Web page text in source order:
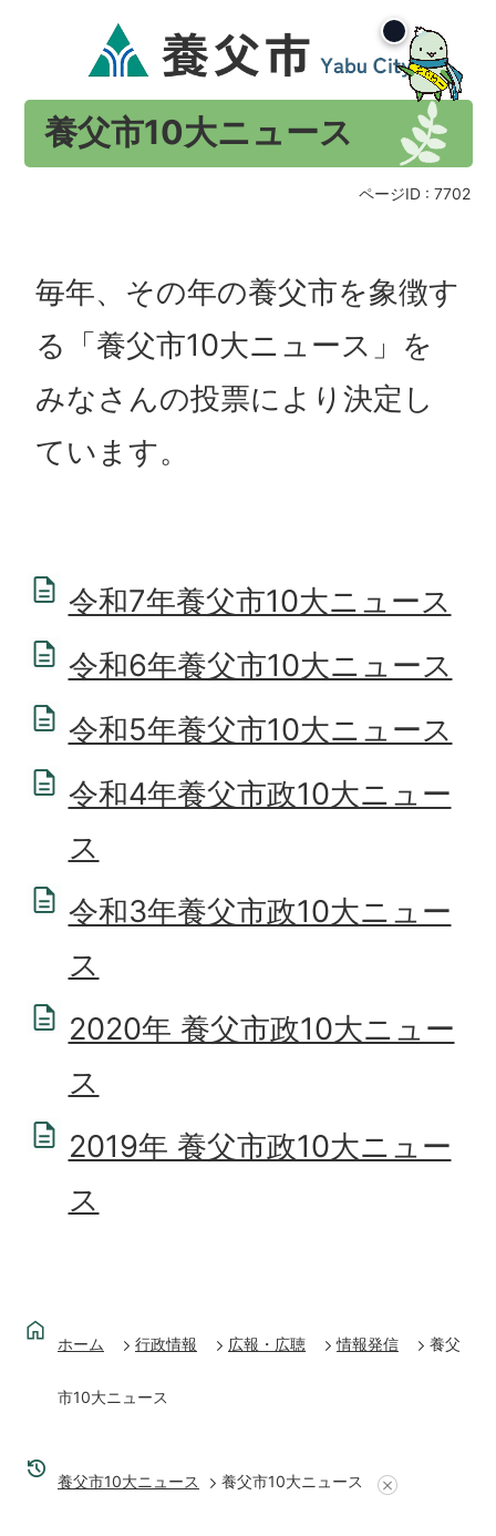
養父市10大ニュース
ページID : 7702
毎年、その年の養父市を象徴す
る「養父市10大ニュース」を
みなさんの投票により決定し
ています。
令和7年養父市10大ニュース
令和6年養父市10大ニュース
令和5年養父市10大ニュース
令和4年養父市政10大ニュー
ス
令和3年養父市政10大ニュー
ス
2020年 養父市政10大ニュー
ス
2019年 養父市政10大ニュー
ス
ホーム 行政情報 広報・広聴 情報発信 養父
市10大ニュース
養父市10大ニュース 養父市10大ニュース